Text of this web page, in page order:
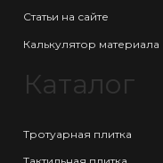
Статьи на сайте
Калькулятор материала
Каталог
Тротуарная плитка